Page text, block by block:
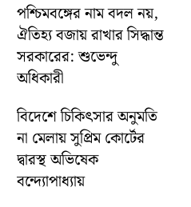
পশ্চিমবঙ্গের নাম বদল নয়,
ঐতিহ্য বজায় রাখার সিদ্ধান্ত
সরকারের: শুভেন্দু
অধিকারী
বিদেশে চিকিৎসার অনুমতি
না মেলায় সুপ্রিম কোর্টের
দ্বারস্থ অভিষেক
বন্দ্যোপাধ্যায়